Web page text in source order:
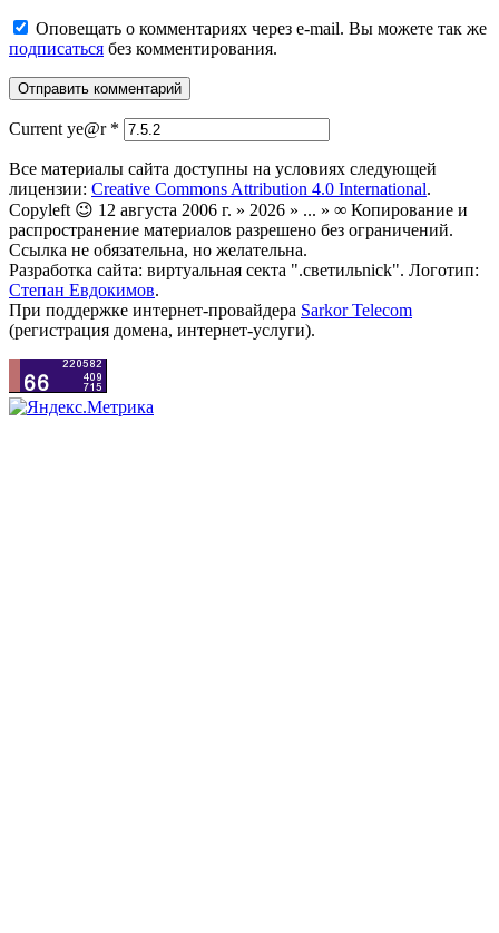
Оповещать о комментариях через e-mail. Вы можете так же
подписаться без комментирования.
Current ye@r *
Все материалы сайта доступны на условиях следующей
лицензии: Creative Commons Attribution 4.0 International.
Copyleft 😉 12 августа 2006 г. » 2026 » ... » ∞ Копирование и
распространение материалов разрешено без ограничений.
Ссылка не обязательна, но желательна.
Разработка сайта: виртуальная секта ".светильnick". Логотип:
Степан Евдокимов.
При поддержке интернет-провайдера Sarkor Telecom
(регистрация домена, интернет-услуги).